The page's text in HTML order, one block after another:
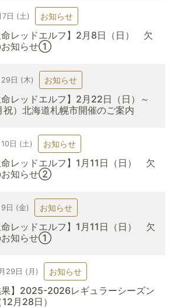
日 (土) お知らせ
命レッドエルフ】2月8日（日） 欠
お知らせ①
日 (木) お知らせ
命レッドエルフ】2月22日（日）～
祝）北海道札幌市開催のご案内
日 (土) お知らせ
命レッドエルフ】1月11日（日） 欠
お知らせ②
日 (金) お知らせ
命レッドエルフ】1月11日（日） 欠
お知らせ①
29日 (月) お知らせ
果】2025-2026レギュラーシーズン
月28日）